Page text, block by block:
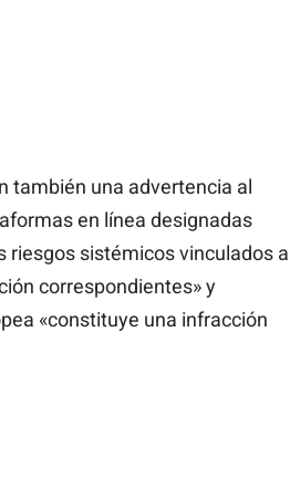
también una advertencia al
en línea designadas
riesgos sistémicos vinculados a
correspondientes» y
«constituye una infracción